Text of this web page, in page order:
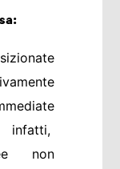
infatti,
non